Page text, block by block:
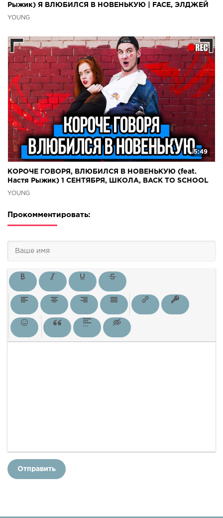
Рыжик) Я ВЛЮБИЛСЯ В НОВЕНЬКУЮ | FACE, ЭЛДЖЕЙ
YOUNG
5:49
КОРОЧЕ ГОВОРЯ, ВЛЮБИЛСЯ В НОВЕНЬКУЮ (feat.
Настя Рыжик) 1 СЕНТЯБРЯ, ШКОЛА, BACK TO SCHOOL
YOUNG
Прокомментировать:
Отправить